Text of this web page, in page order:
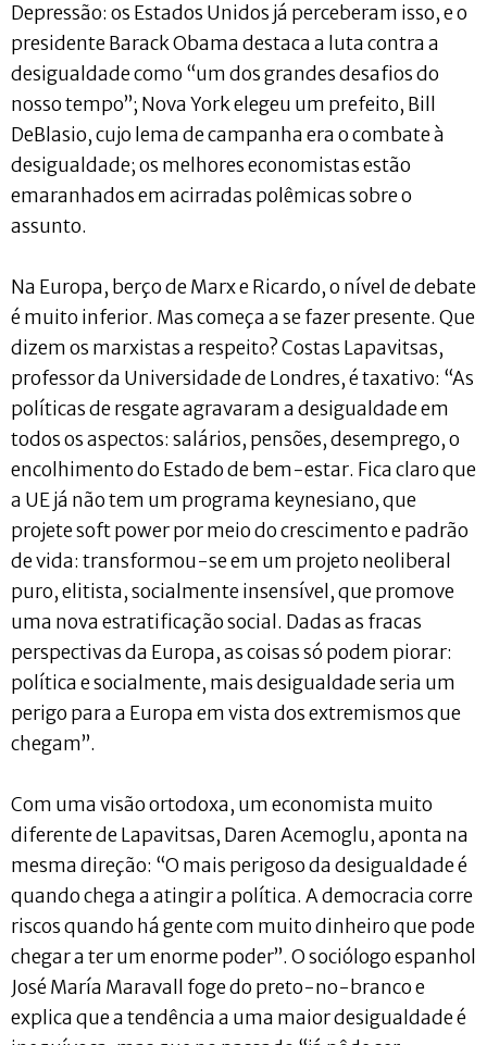
Depressão: os Estados Unidos já perceberam isso, e o
presidente Barack Obama destaca a luta contra a
desigualdade como “um dos grandes desafios do
nosso tempo”; Nova York elegeu um prefeito, Bill
DeBlasio, cujo lema de campanha era o combate à
desigualdade; os melhores economistas estão
emaranhados em acirradas polêmicas sobre o
assunto.
Na Europa, berço de Marx e Ricardo, o nível de debate
é muito inferior. Mas começa a se fazer presente. Que
dizem os marxistas a respeito? Costas Lapavitsas,
professor da Universidade de Londres, é taxativo: “As
políticas de resgate agravaram a desigualdade em
todos os aspectos: salários, pensões, desemprego, o
encolhimento do Estado de bem-estar. Fica claro que
a UE já não tem um programa keynesiano, que
projete soft power por meio do crescimento e padrão
de vida: transformou-se em um projeto neoliberal
puro, elitista, socialmente insensível, que promove
uma nova estratificação social. Dadas as fracas
perspectivas da Europa, as coisas só podem piorar:
política e socialmente, mais desigualdade seria um
perigo para a Europa em vista dos extremismos que
chegam”.
Com uma visão ortodoxa, um economista muito
diferente de Lapavitsas, Daren Acemoglu, aponta na
mesma direção: “O mais perigoso da desigualdade é
quando chega a atingir a política. A democracia corre
riscos quando há gente com muito dinheiro que pode
chegar a ter um enorme poder”. O sociólogo espanhol
José María Maravall foge do preto-no-branco e
explica que a tendência a uma maior desigualdade é